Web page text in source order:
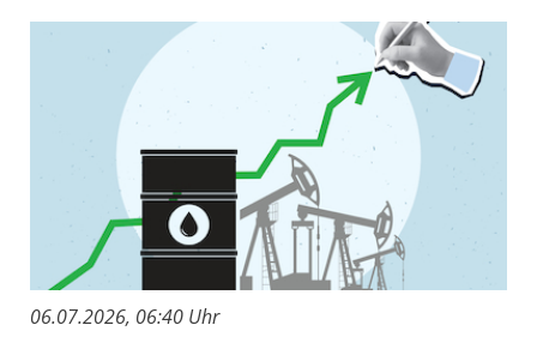
06.07.2026, 06:40 Uhr